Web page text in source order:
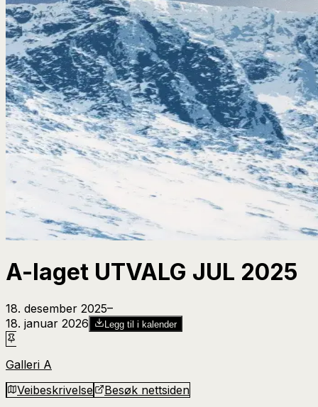
A-laget UTVALG JUL 2025
18. desember 2025–​
18. januar 2026
Legg til i kalender
Galleri A
Veibeskrivelse
Besøk nettsiden